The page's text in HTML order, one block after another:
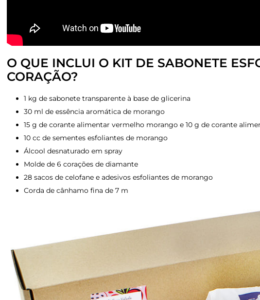
O QUE INCLUI O KIT DE SABONETE
CORAÇÃO?
1 kg de sabonete transparente à base de glicerina
30 ml de essência aromática de morango
15 g de corante alimentar vermelho morango e 10 g de corante
10 cc de sementes esfoliantes de morango
Álcool desnaturado em spray
Molde de 6 corações de diamante
28 sacos de celofane e adesivos esfoliantes de morango
Corda de cânhamo fina de 7 m